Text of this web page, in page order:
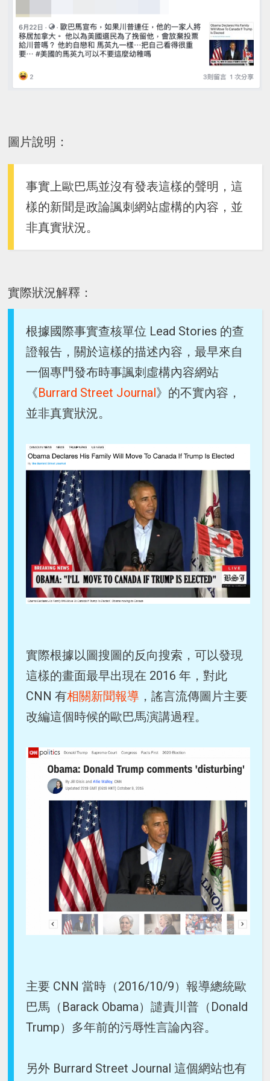
圖片說明：
事實上歐巴馬並沒有發表這樣的聲明，這
樣的新聞是政論諷刺網站虛構的內容，並
非真實狀況。
實際狀況解釋：
根據國際事實查核單位 Lead Stories 的查
證報告，關於這樣的描述內容，最早來自
一個專門發布時事諷刺虛構內容網站
《Burrard Street Journal 》的不實內容，
並非真實狀況。
實際根據以圖搜圖的反向搜索，可以發現
這樣的畫面最早出現在 2016 年，對此
CNN 有相關新聞報導 ，謠言流傳圖片主要
改編這個時候的歐巴馬演講過程。
主要 CNN 當時（2016/10/9）報導總統歐
巴馬（Barack Obama）譴責川普（Donald
Trump）多年前的污辱性言論內容。
另外 Burrard Street Journal 這個網站也有